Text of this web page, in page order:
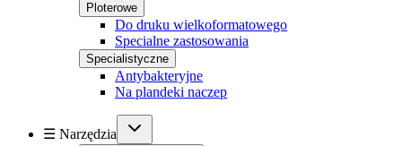
Ploterowe
Do druku wielkoformatowego
Specialne zastosowania
Specialistyczne
Antybakteryjne
Na plandeki naczep
☰ Narzędzia